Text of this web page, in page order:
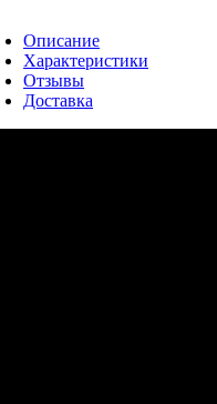
Описание
Характеристики
Отзывы
Доставка